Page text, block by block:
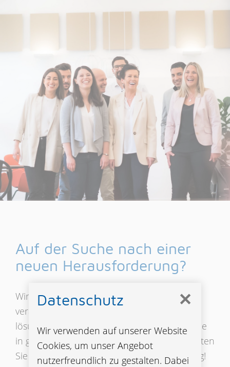
Auf der Suche nach einer
neuen Herausforderung?
Wir suchen kontaktfreudige,
verantwortungsbewusste und
lösungsorientierte Außendienstmitarbeitende
in ganz Österreich. Wir bilden Sie aus, begleiten
Sie auf Ihrem Weg und führen Sie zum Erfolg!
✕
Datenschutz
Wir verwenden auf unserer Website
Cookies, um unser Angebot
nutzerfreundlich zu gestalten. Dabei